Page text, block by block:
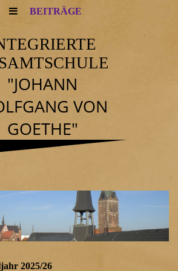
BEITRÄGE
"JOHANN
VON
GOETHE"
2025/26